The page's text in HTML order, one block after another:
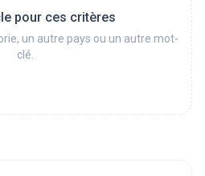
pour ces critères
un autre pays ou un autre mot-
clé.